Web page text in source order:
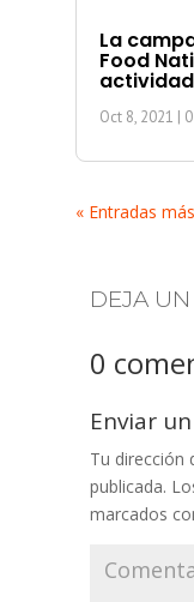
La
Food
actividad
Oct 8, 2021 |
« Entradas
DEJA
0
Enviar
Tu dirección
publicada.
marcados